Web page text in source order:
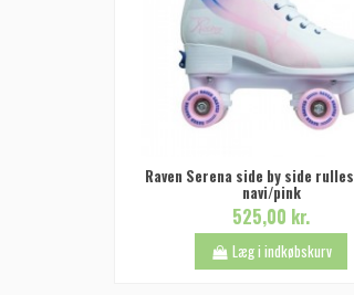
Raven Serena side by side
navi/pink
525,00 kr.
Læg i indkøbskurv